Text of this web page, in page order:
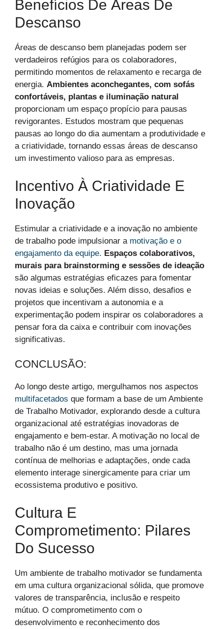
Benefícios De Áreas De
Descanso
Áreas de descanso bem planejadas podem ser
verdadeiros refúgios para os colaboradores,
permitindo momentos de relaxamento e recarga de
energia. Ambientes aconchegantes, com sofás
confortáveis, plantas e iluminação natural
proporcionam um espaço propício para pausas
revigorantes. Estudos mostram que pequenas
pausas ao longo do dia aumentam a produtividade e
a criatividade, tornando essas áreas de descanso
um investimento valioso para as empresas.
Incentivo À Criatividade E
Inovação
Estimular a criatividade e a inovação no ambiente
de trabalho pode impulsionar a motivação e o
engajamento da equipe. Espaços colaborativos,
murais para brainstorming e sessões de ideação
são algumas estratégias eficazes para fomentar
novas ideias e soluções. Além disso, desafios e
projetos que incentivam a autonomia e a
experimentação podem inspirar os colaboradores a
pensar fora da caixa e contribuir com inovações
significativas.
CONCLUSÃO:
Ao longo deste artigo, mergulhamos nos aspectos
multifacetados que formam a base de um Ambiente
de Trabalho Motivador, explorando desde a cultura
organizacional até estratégias inovadoras de
engajamento e bem-estar. A motivação no local de
trabalho não é um destino, mas uma jornada
contínua de melhorias e adaptações, onde cada
elemento interage sinergicamente para criar um
ecossistema produtivo e positivo.
Cultura E
Comprometimento: Pilares
Do Sucesso
Um ambiente de trabalho motivador se fundamenta
em uma cultura organizacional sólida, que promove
valores de transparência, inclusão e respeito
mútuo. O comprometimento com o
desenvolvimento e reconhecimento dos